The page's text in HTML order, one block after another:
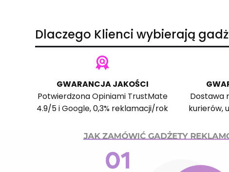
Dlaczego Klienci wybierają
GWARANCJA JAKOŚCI
PotwierdzonaOpiniami TrustMate
4.9/5 iGoogle, 0,3% reklamacji/rok
Dostawa
kurierów,